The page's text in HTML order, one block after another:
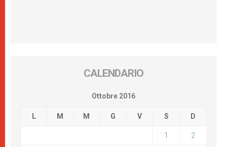
CALENDARIO
Ottobre 2016
L M M G V S D
1 2